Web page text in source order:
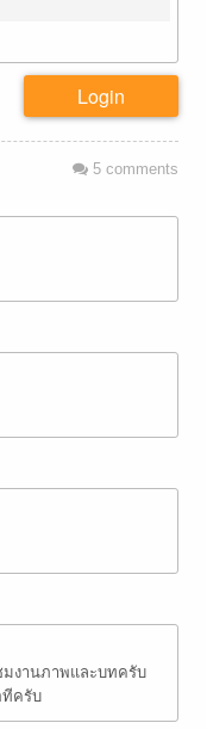
Login
5comments
งานภาพและบทครับ
ทีครับ